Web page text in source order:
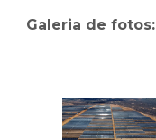
Galeria de fotos: